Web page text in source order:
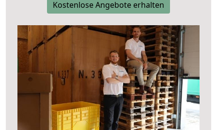
Kostenlose Angebote erhalten